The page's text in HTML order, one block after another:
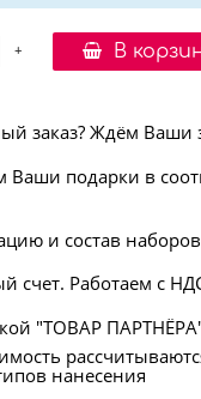
+ В
заказ? Ждём Ваши
подарки в
и состав
счет. Работаем с
"ТОВАР
нанесения